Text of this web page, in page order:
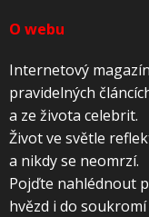
O webu
Internetový
pravidelných
a ze života celebrit.
Život ve světle
a nikdy se neomrzí.
Pojďte nahlédnout
hvězd i do